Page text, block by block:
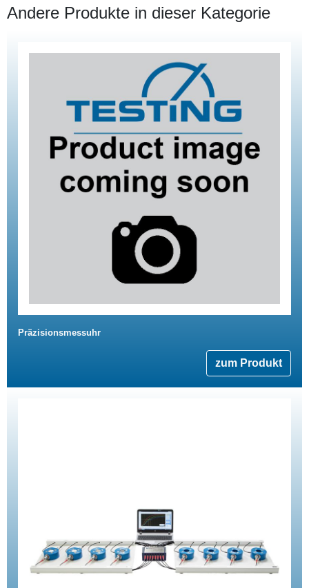
Andere Produkte in dieser Kategorie
Präzisionsmessuhr
zum Produkt